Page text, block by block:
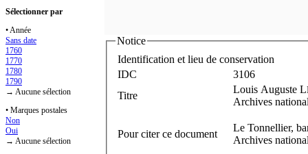
Sélectionner par
• Année
Sans date
1760
1770
1780
1790
→ Aucune sélection
• Marques postales
Non
Oui
→ Aucune sélection
Notice
Identification et lieu de conservation
IDC
3106
Titre
Louis Auguste L
Archives
Pour citer ce document
Le Tonnellier,
Archives